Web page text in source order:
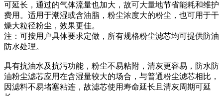
可延长，通过的气体流量也加大，故可大量地节省能耗和维护
费用。适用于潮湿或含油脂，粉尘浓度大的粉尘，也可用于干
燥大粒径粉尘，效果更佳。
注：可按用户具体要求定做，所有规格粉尘滤芯均可提供防油
防水处理。
具有抗油水及抗污功能，粉尘不易粘附，清灰更容易，防水防
油粉尘滤芯应用在含湿量较大的场合，与普通粉尘滤芯相比，
因滤料不易堵塞粘连，故滤芯使用寿命延长且清灰周期可延